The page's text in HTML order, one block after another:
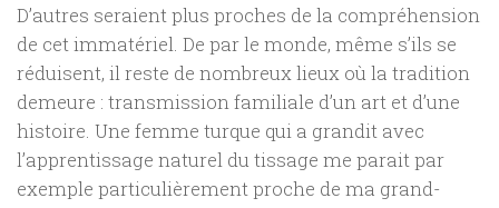
D’autres seraient plus proches de la compréhension
de cet immatériel. De par le monde, même s’ils se
réduisent, il reste de nombreux lieux où la tradition
demeure : transmission familiale d’un art et d’une
histoire. Une femme turque qui a grandit avec
l’apprentissage naturel du tissage me parait par
exemple particulièrement proche de ma grand-